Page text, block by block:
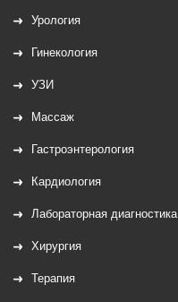
Урология
Гинекология
УЗИ
Массаж
Гастроэнтерология
Кардиология
Лабораторная диагностика
Хирургия
Терапия